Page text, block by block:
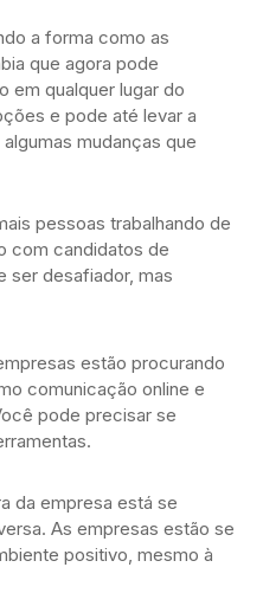
a forma como as
que agora pode
em qualquer lugar do
e pode até levar a
mudanças que
pessoas trabalhando de
com candidatos de
ser desafiador, mas
estão procurando
comunicação online e
pode precisar se
da empresa está se
As empresas estão se
positivo, mesmo à